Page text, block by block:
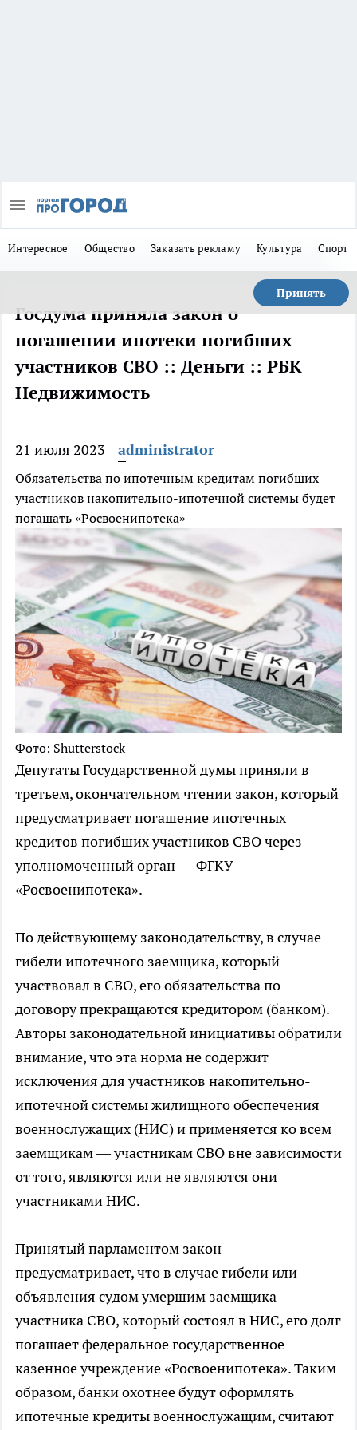
Интересное Общество Заказать рекламу Культура Спорт
Принять
Госдума приняла закон о
погашении ипотеки погибших
участников СВО :: Деньги :: РБК
Недвижимость
21 июля 2023 administrator
Обязательства по ипотечным кредитам погибших
участников накопительно-ипотечной системы будет
погашать «Росвоенипотека»
Фото: Shutterstock
Депутаты Государственной думы приняли в
третьем, окончательном чтении закон, который
предусматривает погашение ипотечных
кредитов погибших участников СВО через
уполномоченный орган — ФГКУ
«Росвоенипотека».
По действующему законодательству, в случае
гибели ипотечного заемщика, который
участвовал в СВО, его обязательства по
договору прекращаются кредитором (банком).
Авторы законодательной инициативы обратили
внимание, что эта норма не содержит
исключения для участников накопительно-
ипотечной системы жилищного обеспечения
военнослужащих (НИС) и применяется ко всем
заемщикам — участникам СВО вне зависимости
от того, являются или не являются они
участниками НИС.
Принятый парламентом закон
предусматривает, что в случае гибели или
объявления судом умершим заемщика —
участника СВО, который состоял в НИС, его долг
погашает федеральное государственное
казенное учреждение «Росвоенипотека». Таким
образом, банки охотнее будут оформлять
ипотечные кредиты военнослужащим, считают